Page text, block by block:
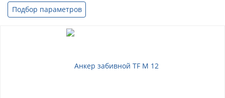
Подбор параметров